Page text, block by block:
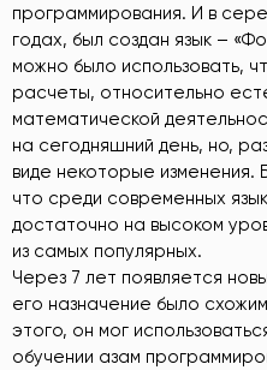
программирования. И в
годах, был создан язык –
можно было использовать,
расчеты, относительно
математической
на сегодняшний день, но,
виде некоторые изменения.
что среди современных
достаточно на высоком
из самых популярных.
Через 7 лет появляется
его назначение было
этого, он мог
обучении азам